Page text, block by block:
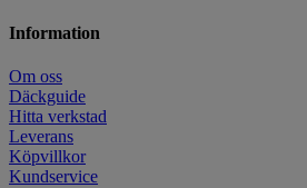
Information
Om oss
Däckguide
Hitta verkstad
Leverans
Köpvillkor
Kundservice